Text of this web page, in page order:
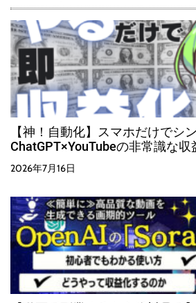
【神！自動化】スマホだけでシ
ChatGPT×YouTubeの非常識な収
2026年7月16日